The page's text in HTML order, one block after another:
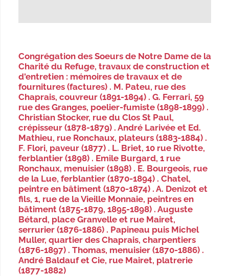
Congrégation des Soeurs de Notre Dame de la
Charité du Refuge, travaux de construction et
d'entretien : mémoires de travaux et de
fournitures (factures) . M. Pateu, rue des
Chaprais, couvreur (1891-1894) . G. Ferrari, 59
rue des Granges, poelier-fumiste (1898-1899) .
Christian Stocker, rue du Clos St Paul,
crépisseur (1878-1879) . André Larivée et Ed.
Mathieu, rue Ronchaux, plateurs (1883-1884) .
F. Flori, paveur (1877) . L. Briet, 10 rue Rivotte,
ferblantier (1898) . Emile Burgard, 1 rue
Ronchaux, menuisier (1898) . E. Bourgeois, rue
de la Lue, ferblantier (1870-1894) . Chatel,
peintre en bâtiment (1870-1874) . A. Denizot et
fils, 1, rue de la Vieille Monnaie, peintres en
bâtiment (1875-1879, 1895-1898) . Auguste
Bétard, place Granvelle et rue Mairet,
serrurier (1876-1886) . Papineau puis Michel
Muller, quartier des Chaprais, charpentiers
(1876-1897) . Thomas, menuisier (1870-1886) .
André Baldauf et Cie, rue Mairet, platrerie
(1877-1882)